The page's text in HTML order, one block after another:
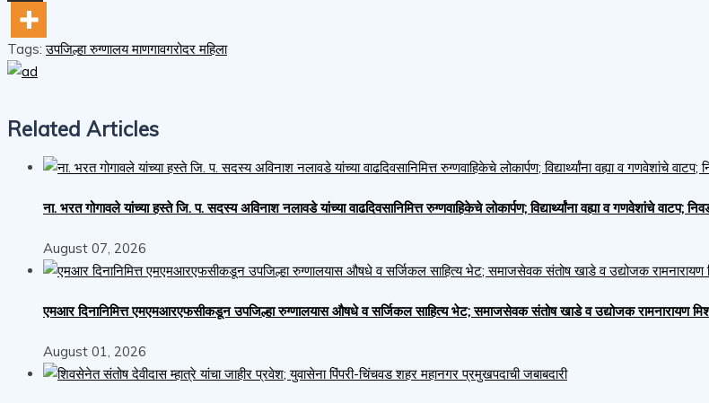
Tags:उपजिल्हा रुग्णालय माणगावगरोदर महिला
Related Articles
ना. भरत गोगावले यांच्या हस्ते जि. प. सदस्य अविनाश नलावडे यांच्या वाढदिवसानिमित्त रुग्णवाहिकेचे लोकार्पण; विद्यार्थ्यांना वह्या व गणवेशांचे
August 07, 2026
एमआर दिनानिमित्त एमएमआरएफसीकडून उपजिल्हा रुग्णालयास औषधे व सर्जिकल साहित्य भेट; समाजसेवक संतोष खाडे व उद्योजक रामनारायण
August 01, 2026